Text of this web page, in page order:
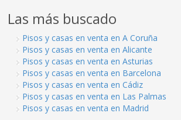
Las más buscado
Pisos y casas en venta en A Coruña
Pisos y casas en venta en Alicante
Pisos y casas en venta en Asturias
Pisos y casas en venta en Barcelona
Pisos y casas en venta en Cádiz
Pisos y casas en venta en Las Palmas
Pisos y casas en venta en Madrid